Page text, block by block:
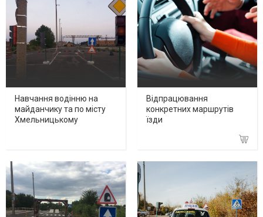
Навчання водінню на
майданчику та по місту
Хмельницькому
Відпрацювання
конкретних маршрутів
їзди